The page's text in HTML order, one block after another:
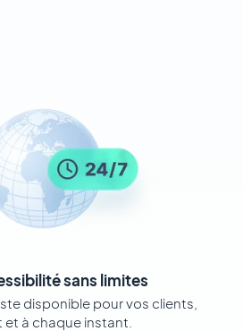
sans limites
disponible pour vos clients,
à chaque instant.